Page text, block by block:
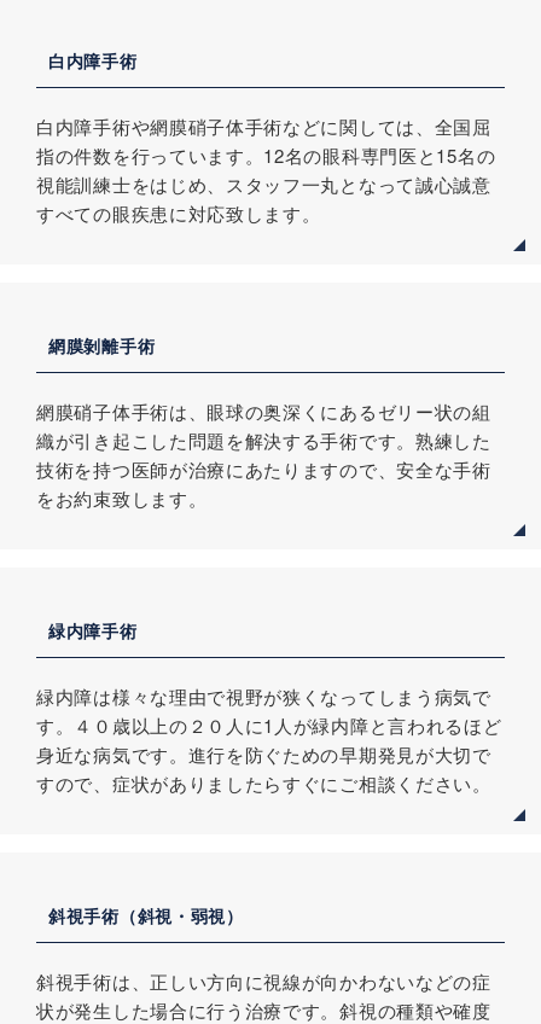
白内障手術
白内障手術や網膜硝子体手術などに関しては、全国屈
指の件数を行っています。12名の眼科専門医と15名の
視能訓練士をはじめ、スタッフ一丸となって誠心誠意
すべての眼疾患に対応致します。
網膜剝離手術
網膜硝子体手術は、眼球の奥深くにあるゼリー状の組
織が引き起こした問題を解決する手術です。熟練した
技術を持つ医師が治療にあたりますので、安全な手術
をお約束致します。
緑内障手術
緑内障は様々な理由で視野が狭くなってしまう病気で
す。４０歳以上の２０人に1人が緑内障と言われるほど
身近な病気です。進行を防ぐための早期発見が大切で
すので、症状がありましたらすぐにご相談ください。
斜視手術（斜視・弱視）
斜視手術は、正しい方向に視線が向かわないなどの症
状が発生した場合に行う治療です。斜視の種類や確度